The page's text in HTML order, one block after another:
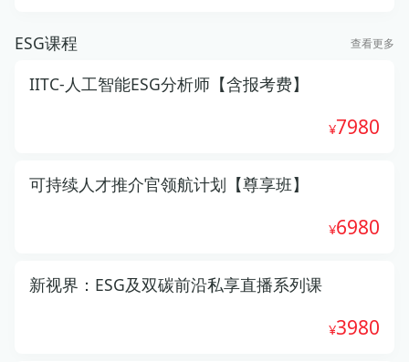
ESG课程 查看更多
IITC-人工智能ESG分析师【含报考费】
7980
可持续人才推介官领航计划【尊享班】
6980
新视界：ESG及双碳前沿私享直播系列课
3980